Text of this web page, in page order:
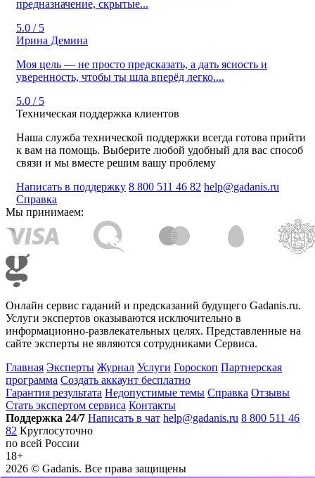
предназначение, скрытые...
5.0 / 5
Ирина Демина
Моя цель — не просто предсказать, а дать ясность и
уверенность, чтобы ты шла вперёд легко....
5.0 / 5
Техническая поддержка клиентов
Наша служба технической поддержки всегда готова прийти
к вам на помощь. Выберите любой удобный для вас способ
связи и мы вместе решим вашу проблему
Написать в поддержку 8 800 511 46 82 help@gadanis.ru
Справка
Мы принимаем:
Онлайн сервис гаданий и предсказаний будущего Gadanis.ru.
Услуги экспертов оказываются исключительно в
информационно-развлекательных целях. Представленные на
сайте эксперты не являются сотрудниками Сервиса.
Главная Эксперты Журнал Услуги Гороскоп Партнерская
программа Создать аккаунт бесплатно
Гарантия результата Недопустимые темы Справка Отзывы
Стать экспертом сервиса Контакты
Поддержка 24/7 Написать в чат help@gadanis.ru 8 800 511 46
82 Круглосуточно
по всей России
18+
2026 © Gadanis. Все права защищены